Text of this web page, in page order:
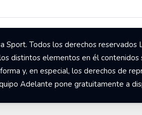
Sport. Todos los derechos
distintos elementos en él
y, en especial, los derechos de
Adelante pone gratuitamente a